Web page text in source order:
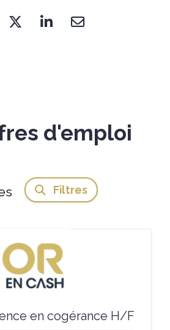
d'emploi
Filtres
en cogérance H/F